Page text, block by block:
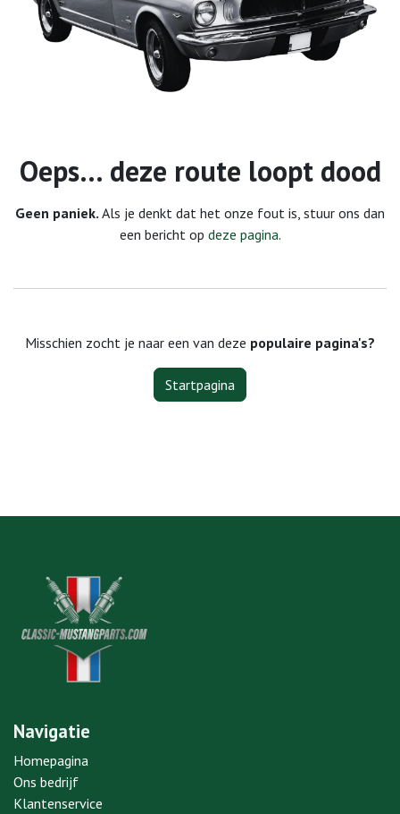
Fout 404
Oeps… deze route loopt dood
Geen paniek. Als je denkt dat het onze fout is, stuur ons dan
een bericht op deze pagina.
Misschien zocht je naar een van deze populaire pagina's?
Startpagina
Navigatie
Homepagina
Ons bedrijf
Klantenservice